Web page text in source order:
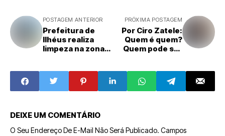
POSTAGEM ANTERIOR
Prefeitura de
Ilhéus realiza
limpeza na zona
PRÓXIMA POSTAGEM
Por Ciro Zatele:
Quem é quem?
Quem pode ser
seja quem?
DEIXE UM COMENTÁRIO
O Seu Endereço De E-Mail Não Será Publicado. Campos